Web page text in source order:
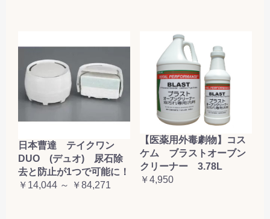
日本曹達 テイクワン
DUO (デュオ) 尿石除
去と防止が1つで可能に！
￥14,044 ～ ￥84,271
【医薬用外毒劇物】コス
ケム ブラストオーブン
クリーナー 3.78L
￥4,950